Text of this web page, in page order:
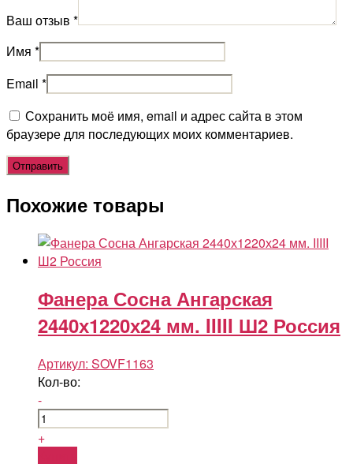
Ваш отзыв *
Имя *
Email *
Сохранить моё имя, email и адрес сайта в этом
браузере для последующих моих комментариев.
Похожие товары
Фанера Сосна Ангарская
2440х1220х24 мм. IIIII Ш2 Россия
Артикул: SOVF1163
Кол-во:
-
+